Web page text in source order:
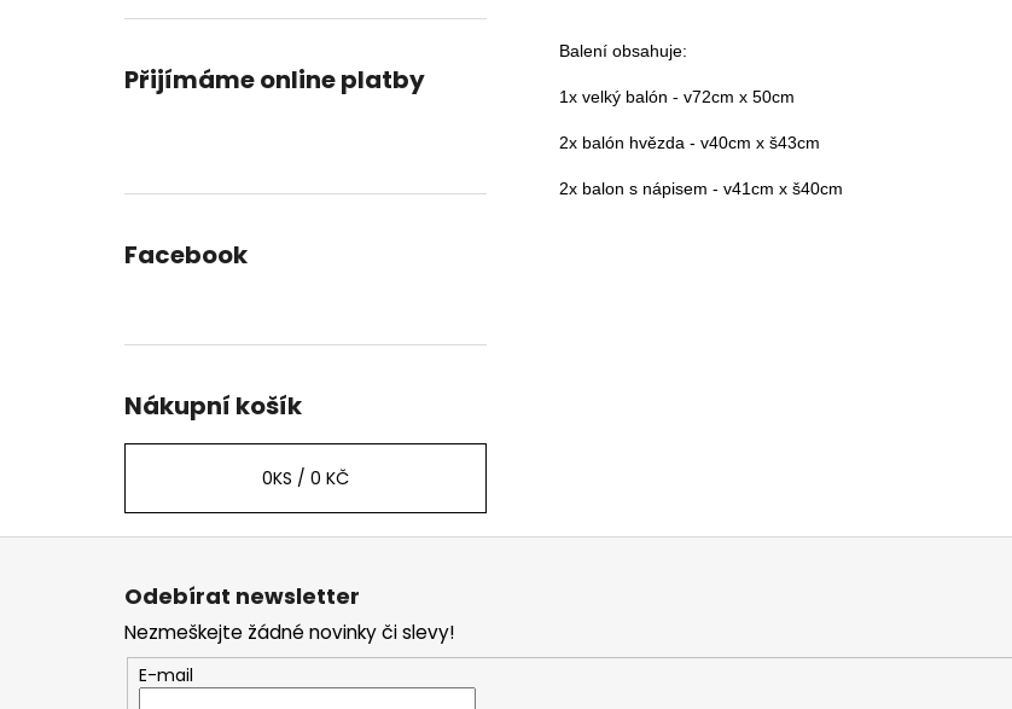
Přijímáme online platby
Facebook
Nákupní košík
0KS / 0 KČ
Balení obsahuje:
1x velký balón - v72cm x 50cm
2x balón hvězda - v40cm x š43cm
2x balon s nápisem - v41cm x š40cm
Odebírat newsletter
Nezmeškejte žádné novinky či slevy!
E-mail